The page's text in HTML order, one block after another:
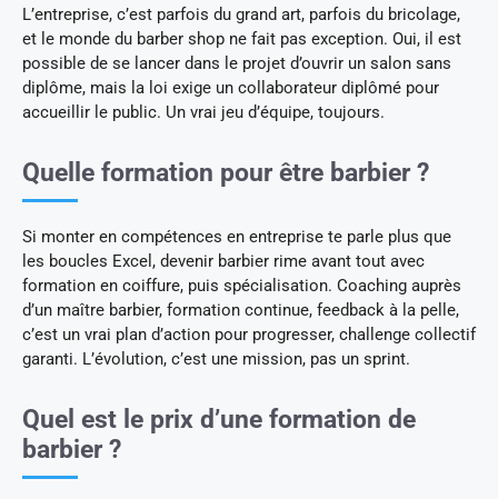
L’entreprise, c’est parfois du grand art, parfois du bricolage,
et le monde du barber shop ne fait pas exception. Oui, il est
possible de se lancer dans le projet d’ouvrir un salon sans
diplôme, mais la loi exige un collaborateur diplômé pour
accueillir le public. Un vrai jeu d’équipe, toujours.
Quelle formation pour être barbier ?
Si monter en compétences en entreprise te parle plus que
les boucles Excel, devenir barbier rime avant tout avec
formation en coiffure, puis spécialisation. Coaching auprès
d’un maître barbier, formation continue, feedback à la pelle,
c’est un vrai plan d’action pour progresser, challenge collectif
garanti. L’évolution, c’est une mission, pas un sprint.
Quel est le prix d’une formation de
barbier ?